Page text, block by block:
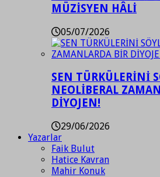
MÜZİSYEN HÂLİ
05/07/2026
SEN TÜRKÜLERİNİ
NEOLİBERAL
DİYOJEN!
29/06/2026
Yazarlar
Faik Bulut
Hatice Kavran
Mahir Konuk